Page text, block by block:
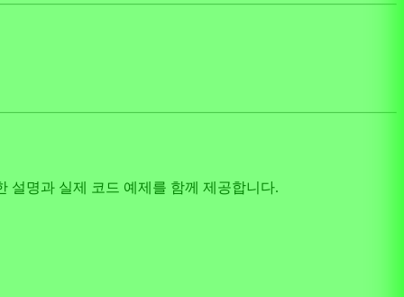
설명과 실제 코드 예제를 함께 제공합니다.